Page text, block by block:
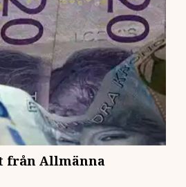
från Allmänna